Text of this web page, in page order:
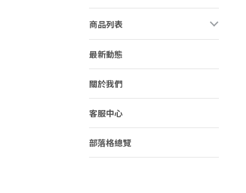
商品列表
最新動態
關於我們
客服中心
部落格總覽